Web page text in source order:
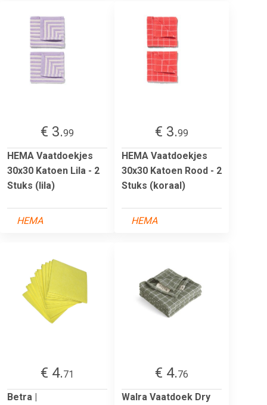
€ 3.99
HEMA Vaatdoekjes
30x30 Katoen Lila - 2
Stuks (lila)
HEMA
€ 3.99
HEMA Vaatdoekjes
30x30 Katoen Rood - 2
Stuks (koraal)
HEMA
€ 4.71
Betra |
€ 4.76
Walra Vaatdoek Dry